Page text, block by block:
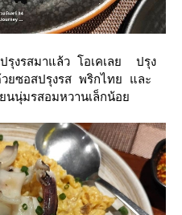
รุงรสมาแล้ว โอเคเลย ปรุง
ซอสปรุงรส พริกไทย และ
นนุ่มรสอมหวานเล็กน้อ